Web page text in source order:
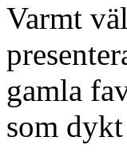
Varmt
gamla
som